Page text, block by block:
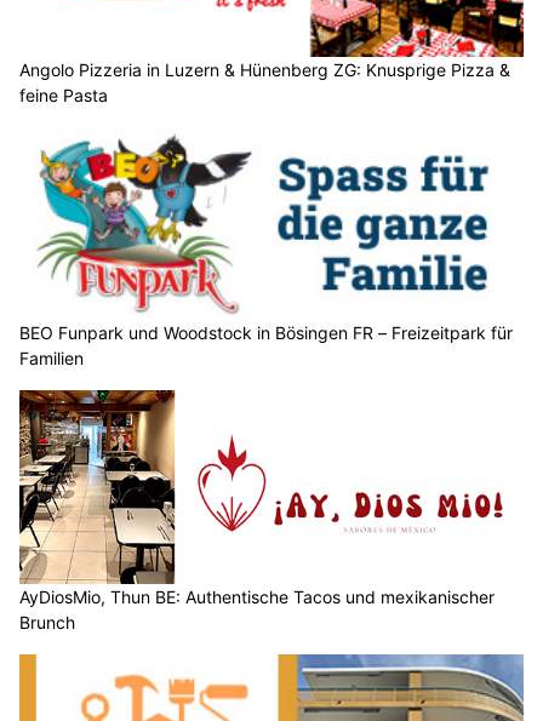
Angolo Pizzeria in Luzern & Hünenberg ZG: Knusprige Pizza &
feine Pasta
BEO Funpark und Woodstock in Bösingen FR – Freizeitpark für
Familien
AyDiosMio, Thun BE: Authentische Tacos und mexikanischer
Brunch